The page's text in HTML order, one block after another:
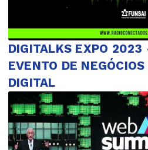
DIGITALKS EXPO 2023
EVENTO DE
DIGITAL